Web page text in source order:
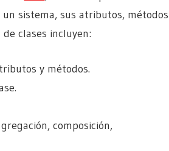
sistema, sus atributos, métodos
clases incluyen:
y métodos.
composición,